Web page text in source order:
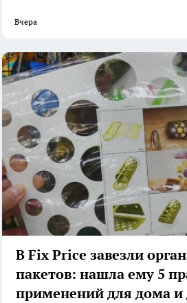
Вчера
В Fix Price завезли
пакетов: нашла ему 5
применений для дома